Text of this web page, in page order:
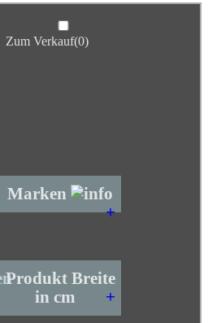
Zum Verkauf(0)
Marken
+
Produkt Breite
in cm
+